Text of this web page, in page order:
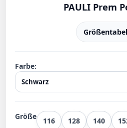
PAULI Prem
Farbe:
Größe 116 128 140